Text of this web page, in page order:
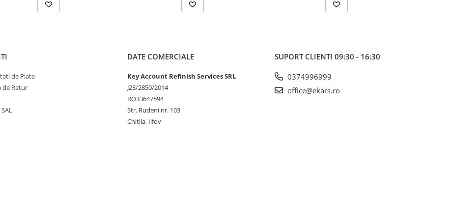
de Plata
de Retur
DATE COMERCIALE
Key Account Refinish Services SRL
J23/2850/2014
RO33647594
Str. Rudeni nr. 103
Chitila, Ilfov
SUPORT CLIENTI 09:30 - 16:30
0374996999
office@ekars.ro